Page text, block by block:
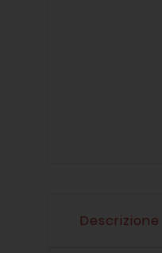
Descrizione